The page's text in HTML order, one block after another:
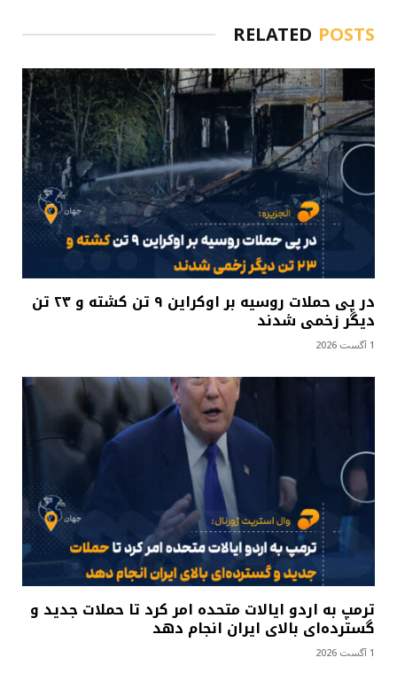
RELATED POSTS
در پی حملات روسیه بر اوکراین ۹ تن کشته و ۲۳ تن
دیگر زخمی شدند
1 آگست 2026
ترمپ به اردو ایالات متحده امر کرد تا حملات جدید و
گسترده‌ای بالای ایران انجام دهد
1 آگست 2026